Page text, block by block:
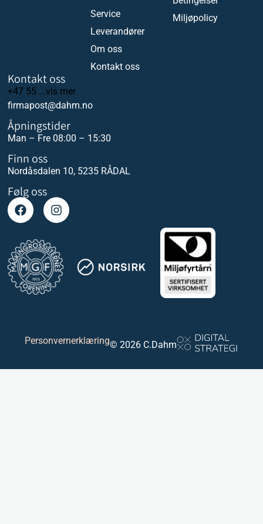
Service
Leverandører
Om oss
Kontakt oss
Miljøpolicy
Kontakt oss
+47 55 ...vis mer
firmapost@dahm.no
Åpningstider
Man – Fre 08:00 – 15:30
Finn oss
Nordåsdalen 10, 5235 RÅDAL
Følg oss
Personvernerklæring© 2026 C.Dahm